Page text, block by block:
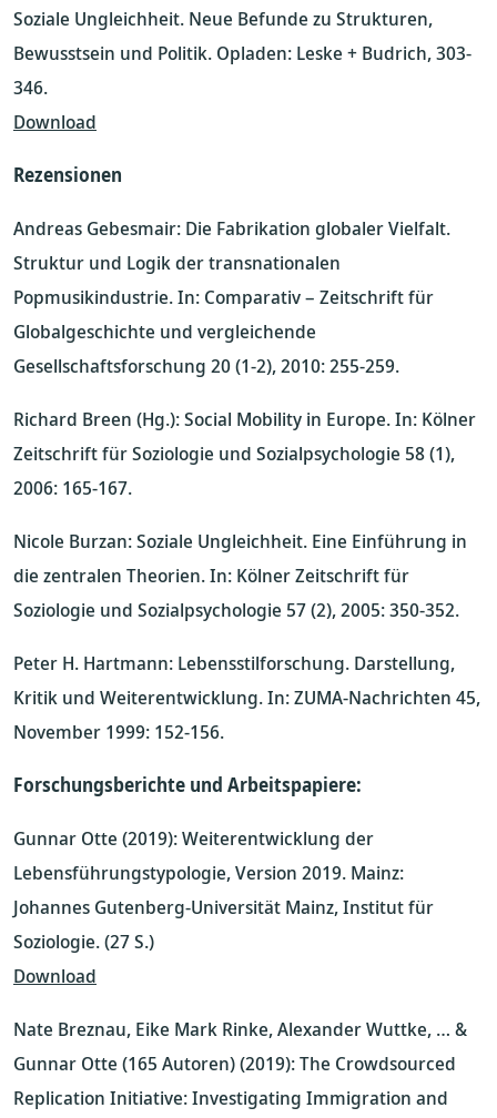
Soziale Ungleichheit. Neue Befunde zu Strukturen,
Bewusstsein und Politik. Opladen: Leske + Budrich, 303-
346.
Download
Rezensionen
Andreas Gebesmair: Die Fabrikation globaler Vielfalt.
Struktur und Logik der transnationalen
Popmusikindustrie. In: Comparativ – Zeitschrift für
Globalgeschichte und vergleichende
Gesellschaftsforschung 20 (1-2), 2010: 255-259.
Richard Breen (Hg.): Social Mobility in Europe. In: Kölner
Zeitschrift für Soziologie und Sozialpsychologie 58 (1),
2006: 165-167.
Nicole Burzan: Soziale Ungleichheit. Eine Einführung in
die zentralen Theorien. In: Kölner Zeitschrift für
Soziologie und Sozialpsychologie 57 (2), 2005: 350-352.
Peter H. Hartmann: Lebensstilforschung. Darstellung,
Kritik und Weiterentwicklung. In: ZUMA-Nachrichten 45,
November 1999: 152-156.
Forschungsberichte und Arbeitspapiere:
Gunnar Otte (2019): Weiterentwicklung der
Lebensführungstypologie, Version 2019. Mainz:
Johannes Gutenberg-Universität Mainz, Institut für
Soziologie. (27 S.)
Download
Nate Breznau, Eike Mark Rinke, Alexander Wuttke, … &
Gunnar Otte (165 Autoren) (2019): The Crowdsourced
Replication Initiative: Investigating Immigration and